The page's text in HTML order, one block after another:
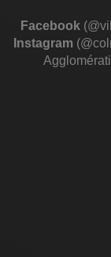
Facebook
Instagram